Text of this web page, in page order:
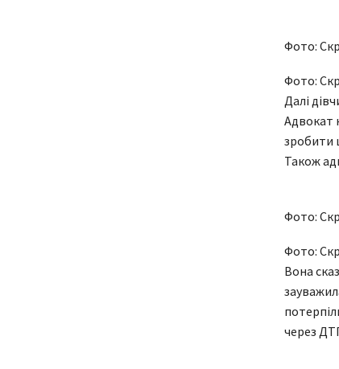
Фото:
Фото:
Далі
Адвокат
зробити
Також
Фото:
Фото:
Вона
через